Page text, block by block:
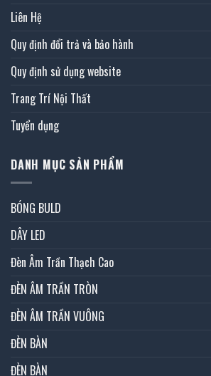
Liên Hệ
Quy định đổi trả và bảo hành
Quy định sử dụng website
Trang Trí Nội Thất
Tuyển dụng
DANH MỤC SẢN PHẨM
BÓNG BULD
DÂY LED
Đèn Âm Trần Thạch Cao
ĐÈN ÂM TRẦN TRÒN
ĐÈN ÂM TRẦN VUÔNG
ĐÈN BÀN
ĐÈN BÀN